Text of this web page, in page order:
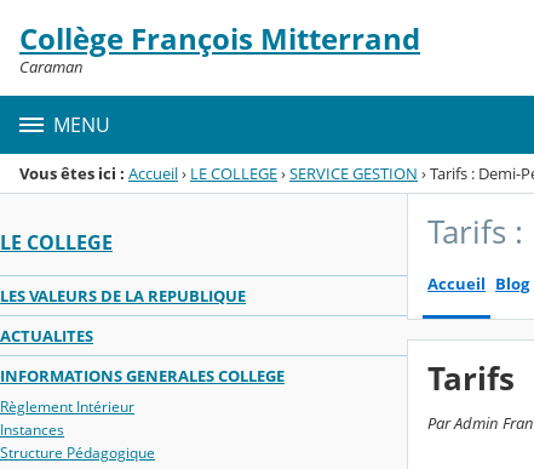
Menu de la rubrique
Contenu
Collège François Mitterrand
Caraman
MENU
Vous êtes ici : Accueil› LE COLLEGE›SERVICE GESTION ›Tarifs : Demi-
LE COLLEGE
LES VALEURS DE LA REPUBLIQUE
ACTUALITES
INFORMATIONS GENERALES COLLEGE
Règlement Intérieur
Instances
Structure Pédagogique
Tarifs
Accueil Blog
Tarifs
Par Admin